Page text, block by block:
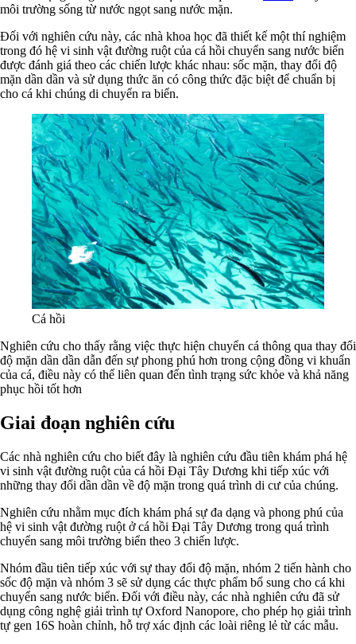
môi trường sống từ nước ngọt sang nước mặn.
Đối với nghiên cứu này, các nhà khoa học đã thiết kế một thí nghiệm
trong đó hệ vi sinh vật đường ruột của cá hồi chuyển sang nước biển
được đánh giá theo các chiến lược khác nhau: sốc mặn, thay đổi độ
mặn dần dần và sử dụng thức ăn có công thức đặc biệt để chuẩn bị
cho cá khi chúng di chuyển ra biển.
Cá hồi
Nghiên cứu cho thấy rằng việc thực hiện chuyển cá thông qua thay đổi
độ mặn dần dần dẫn đến sự phong phú hơn trong cộng đồng vi khuẩn
của cá, điều này có thể liên quan đến tình trạng sức khỏe và khả năng
phục hồi tốt hơn
Giai đoạn nghiên cứu
Các nhà nghiên cứu cho biết đây là nghiên cứu đầu tiên khám phá hệ
vi sinh vật đường ruột của cá hồi Đại Tây Dương khi tiếp xúc với
những thay đổi dần dần về độ mặn trong quá trình di cư của chúng.
Nghiên cứu nhằm mục đích khám phá sự đa dạng và phong phú của
hệ vi sinh vật đường ruột ở cá hồi Đại Tây Dương trong quá trình
chuyển sang môi trường biển theo 3 chiến lược.
Nhóm đầu tiên tiếp xúc với sự thay đổi độ mặn, nhóm 2 tiến hành cho
sốc độ mặn và nhóm 3 sẽ sử dụng các thực phẩm bổ sung cho cá khi
chuyển sang nước biển. Đối với điều này, các nhà nghiên cứu đã sử
dụng công nghệ giải trình tự Oxford Nanopore, cho phép họ giải trình
tự gen 16S hoàn chỉnh, hỗ trợ xác định các loài riêng lẻ từ các mẫu.